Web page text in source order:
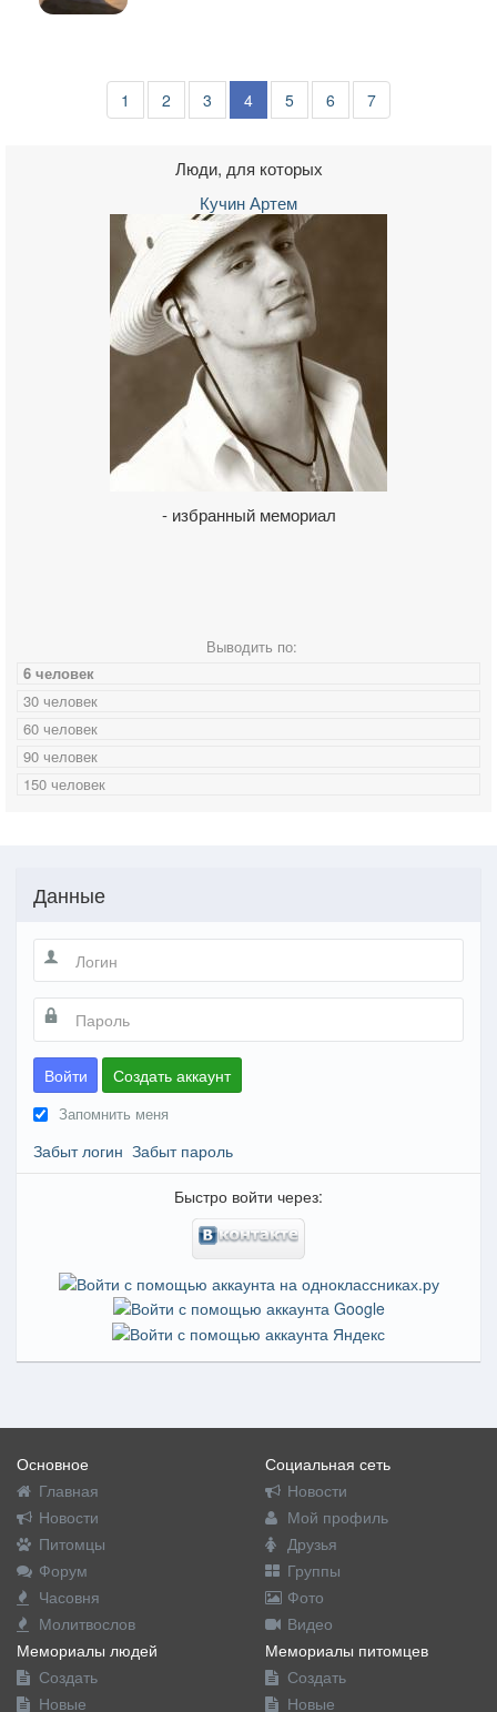
1 2 3 4 5 6 7
Люди, для которых
Кучин Артем
- избранный мемориал
Выводить по:
6 человек
30 человек
60 человек
90 человек
150 человек
Данные
Войти Создать аккаунт
Запомнить меня
Забыт логин Забыт пароль
Быстро войти через:
Основное
Главная
Новости
Питомцы
Форум
Часовня
Молитвослов
Социальная сеть
Новости
Мой профиль
Друзья
Группы
Фото
Видео
Мемориалы людей
Создать
Новые
Мемориалы питомцев
Создать
Новые